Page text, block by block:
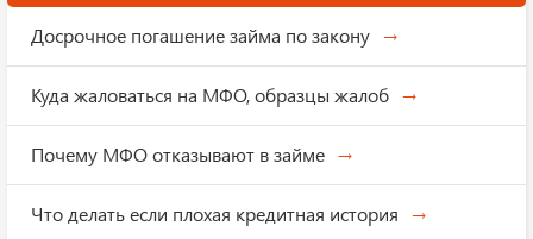
Досрочное погашение займа по закону
Куда жаловаться на МФО, образцы жалоб
Почему МФО отказывают в займе
Что делать если плохая кредитная история